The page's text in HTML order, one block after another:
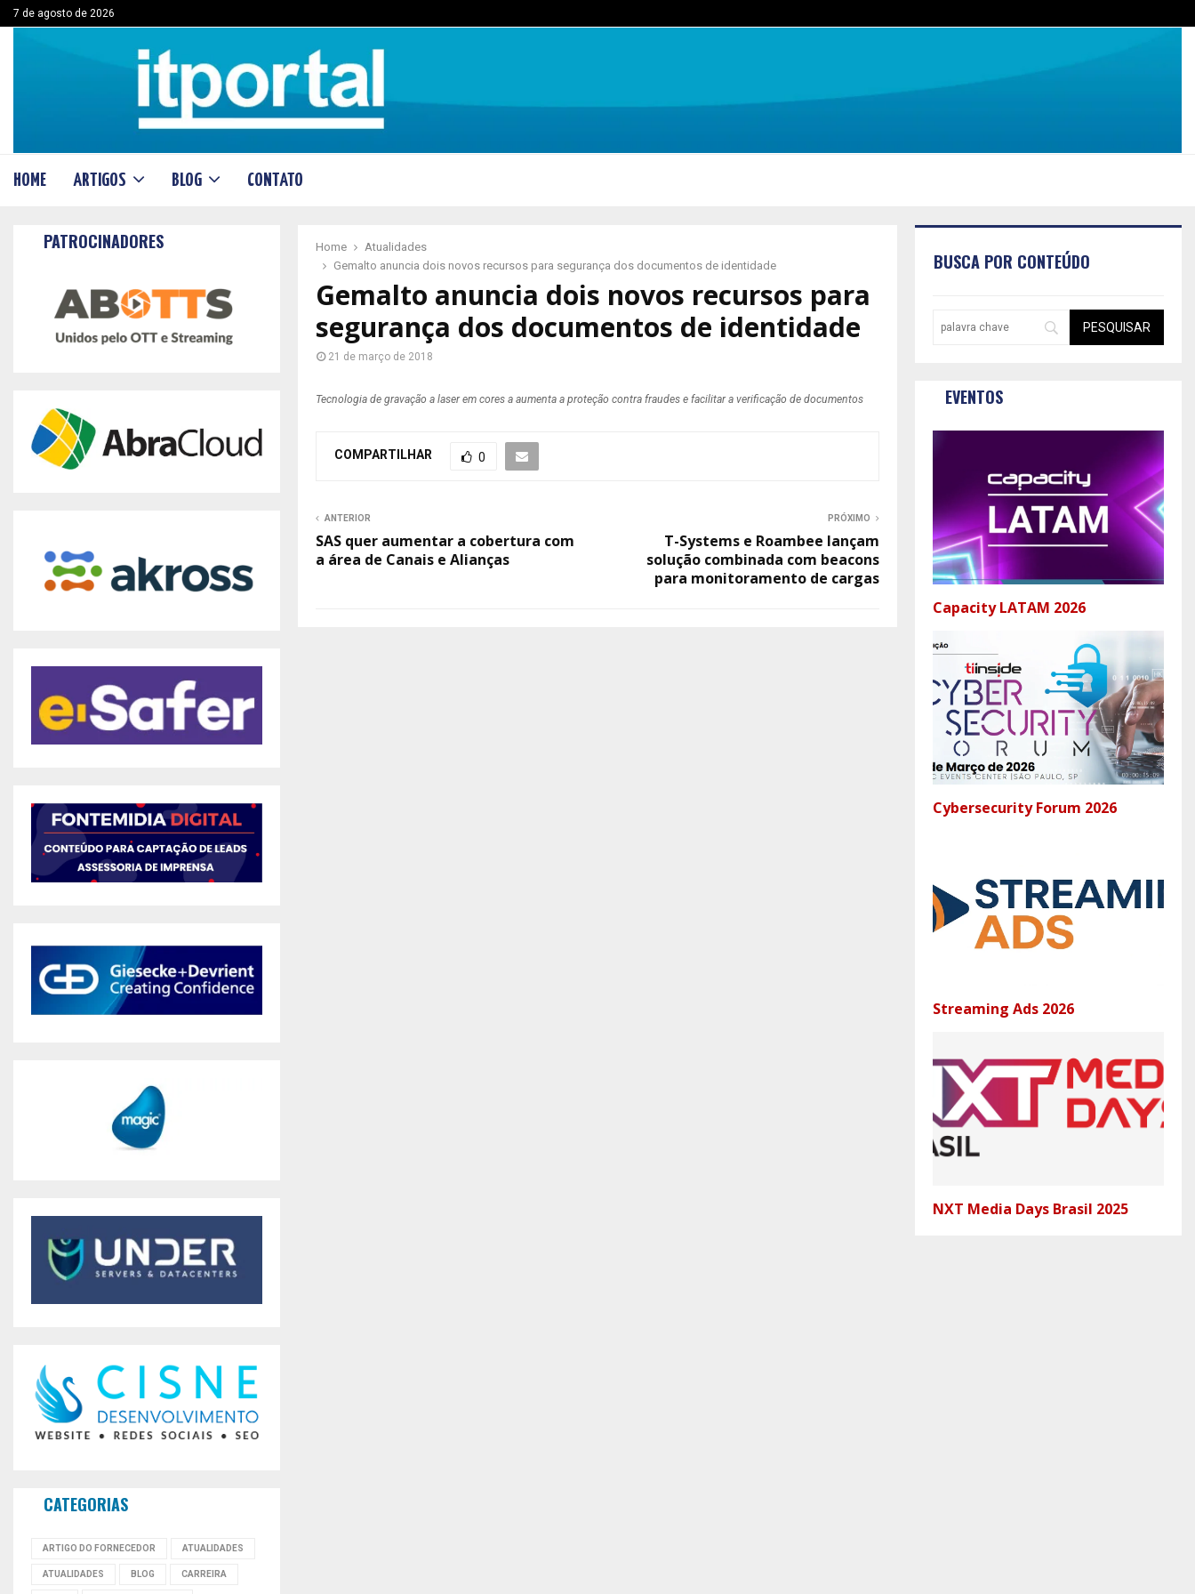
7 de agosto de 2026
HOME ARTIGOS BLOG CONTATO
Home
Atualidades
Gemalto anuncia dois novos recursos para segurança dos documentos de identidade
Gemalto anuncia dois novos recursos para
segurança dos documentos de identidade
21 de março de 2018
Tecnologia de gravação a laser em cores a aumenta a proteção contra fraudes e facilitar a verificação de documentos
COMPARTILHAR 0
ANTERIOR
SAS quer aumentar a cobertura com
a área de Canais e Alianças
PRÓXIMO
T-Systems e Roambee lançam
solução combinada com beacons
para monitoramento de cargas
PATROCINADORES
CATEGORIAS
ARTIGO DO FORNECEDOR ATUALIDADES
ATUALIDADES BLOG CARREIRA
BUSCA POR CONTEÚDO
EVENTOS
Capacity LATAM 2026
Cybersecurity Forum 2026
Streaming Ads 2026
NXT Media Days Brasil 2025